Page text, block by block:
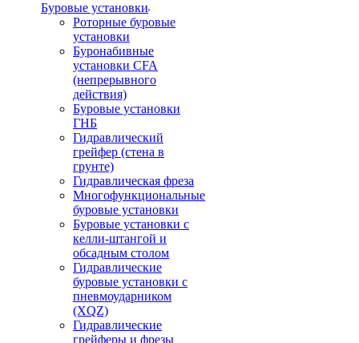
Буровые установки
Роторные буровые
установки
Буронабивные
установки CFA
(непрерывного
действия)
Буровые установки
ГНБ
Гидравлический
грейфер (стена в
грунте)
Гидравлическая фреза
Многофункциональные
буровые установки
Буровые установки с
келли-штангой и
обсадным столом
Гидравлические
буровые установки с
пневмоударником
(XQZ)
Гидравлические
грейферы и фрезы